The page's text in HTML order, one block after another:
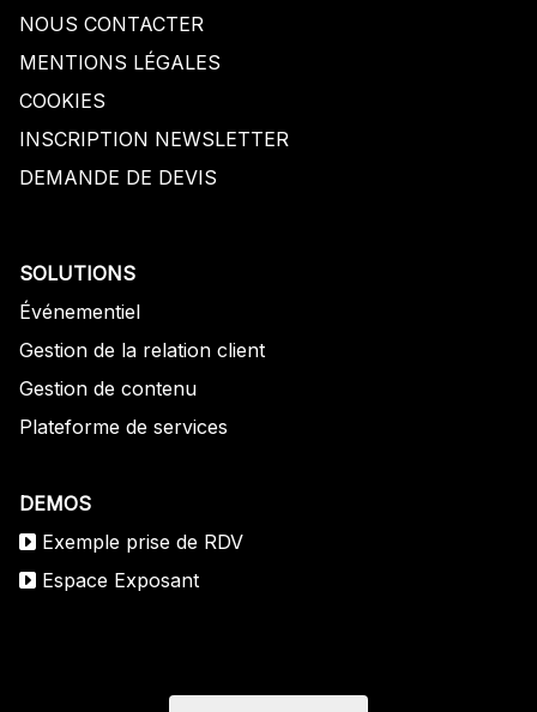
NOUS CONTACTER
MENTIONS LÉGALES
COOKIES
INSCRIPTION NEWSLETTER
DEMANDE DE DEVIS
SOLUTIONS
Événementiel
Gestion de la relation client
Gestion de contenu
Plateforme de services
DEMOS
Exemple prise de RDV
Espace Exposant